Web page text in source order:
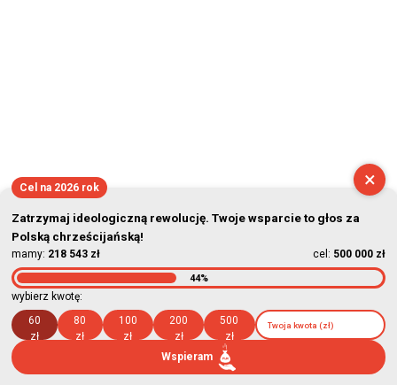
×
Cel na 2026 rok
Zatrzymaj ideologiczną rewolucję. Twoje wsparcie to głos za
Polską chrześcijańską!
mamy: 218 543 zł cel: 500 000 zł
44%
wybierz kwotę:
60
zł
80
zł
100
zł
200
zł
500
zł
Wspieram